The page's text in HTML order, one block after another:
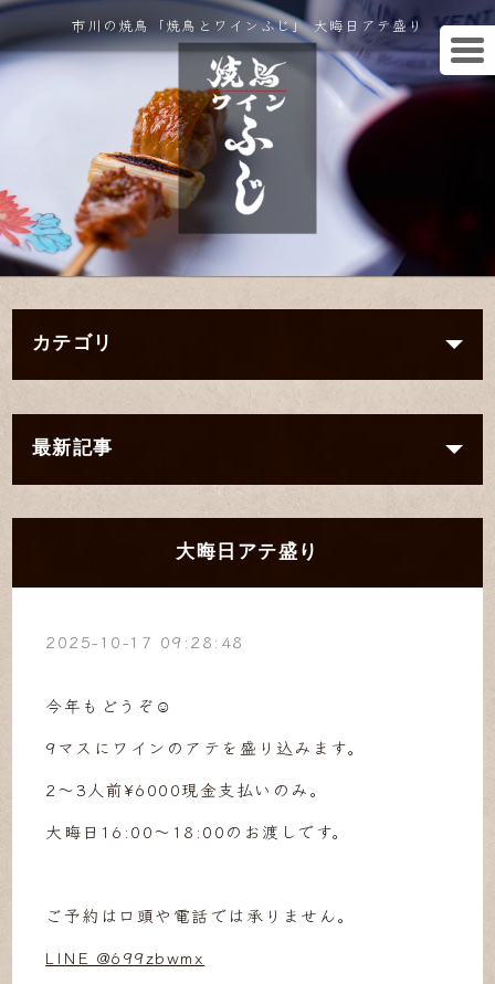
市川の焼鳥「焼鳥とワインふじ」 大晦日アテ盛り
カテゴリ
最新記事
大晦日アテ盛り
2025-10-17 09:28:48
今年もどうぞ☺︎
9マスにワインのアテを盛り込みます。
2〜3人前¥6000現金支払いのみ。
大晦日16:00〜18:00のお渡しです。
ご予約は口頭や電話では承りません。
LINE @699zbwmx